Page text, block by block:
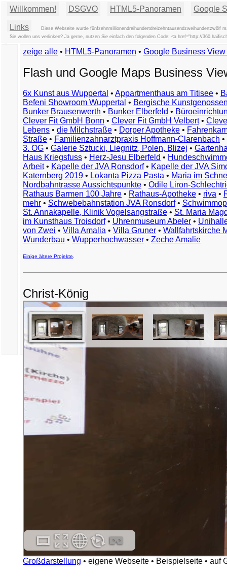
Willkommen! DSGVO HTML5-Panoramen Google
Links
Diese Webseite wurde fünfzehnmillionendreihundertdreizehntausendzweihundertzwölf
Sie wollen uns verlinken? Ja gerne, nutzen Sie einfach den folgenden Code: <a href="http://
zeige alle • HTML5-Panoramen • Google Business
Flash und Google Maps Business
6x Kunst aus Wuppertal • Appartmenthaus am Titisee •
Befeni Showroom Wuppertal • Bergische
Bunker Brausenwerth • Bunker Elberfeld •
Clever Fit GmbH Bonn • Clever Fit GmbH Velbert•
Lebens • die Milchstraße • Dorper Apotheke •
Straße • Familienzahnarztpraxis Hoffmann-Clarenbach •
3. OG • Galerie Sztucki, Liegnitz, Polen, Blizej •
Haus Kriegsfuss • Herz-Jesu Elberfeld •
Arbeit• Kapelle der JVA Ronsdorf• Kapelle der JVA
Katernberg 2019 • Lokanta Pizza Pasta • Maria im
Nordbahntrasse Aussichtspunkte • Odile Liron-
Rathaus Barmen 100 Jahre • Rathaus-Apotheke • riva •
mehr • Schwebebahnstation JVA Ronsdorf•
St. Annakapelle, Klinik Vogelsangstraße • St. Maria
im Kunsthaus Troisdorf• Uhrenmuseum Abeler •
von Zwei • Villa Amalia • Villa Gruner • Wallfahrtskirche
Wunderbau • Wupperhochwasser • Zeche Amalie
Einige ältere Projekte
Christ-König
Großdarstellung • eigene Webseite • Beispielseite • auf